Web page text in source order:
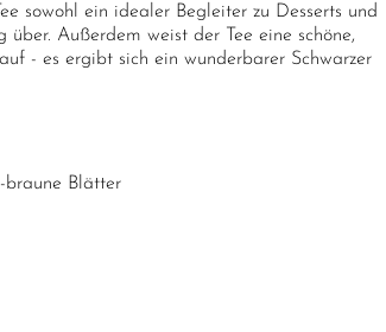
sowohl ein idealer Begleiter zu Desserts und
über. Außerdem weist der Tee eine schöne,
- es ergibt sich ein wunderbarer Schwarzer
braune Blätter